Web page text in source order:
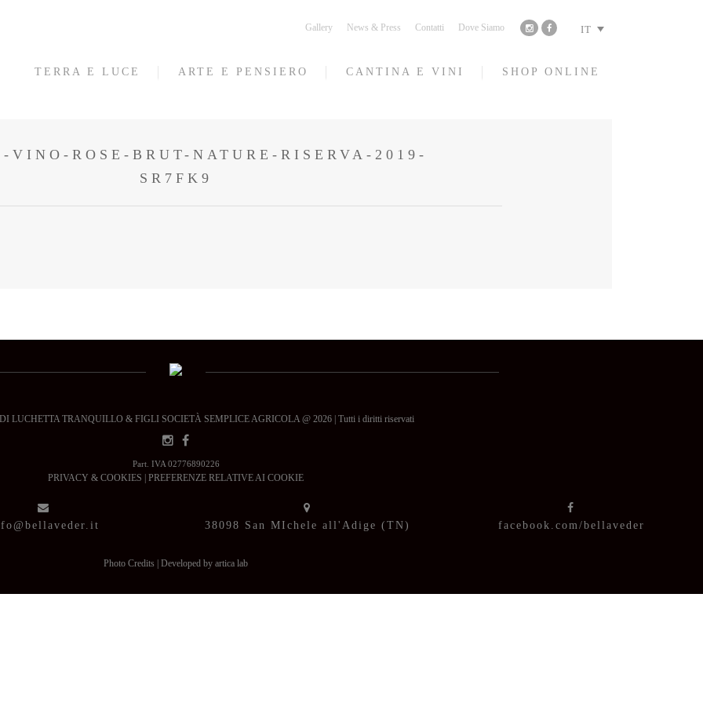
IT
Gallery News & Press Contatti Dove Siamo
TERRA E LUCE ARTE E PENSIERO CANTINA E VINI SHOP ONLINE
VINO-ROSE-BRUT-NATURE-RISERVA-2019-
SR7FK9
LUCHETTA TRANQUILLO & FIGLI SOCIETÀ SEMPLICE AGRICOLA @ 2026 | Tutti i diritti riservati
Part. IVA 02776890226
PRIVACY & COOKIES PREFERENZE RELATIVE AI COOKIE
38098 San MIchele all'Adige (TN) facebook.com/bellaveder
Photo Credits Developed by artica lab